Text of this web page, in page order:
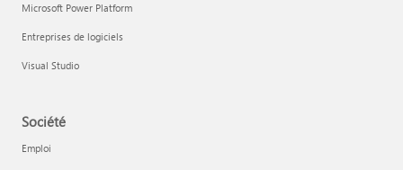
Microsoft Power Platform
Entreprises de logiciels
Visual Studio
Société
Emploi